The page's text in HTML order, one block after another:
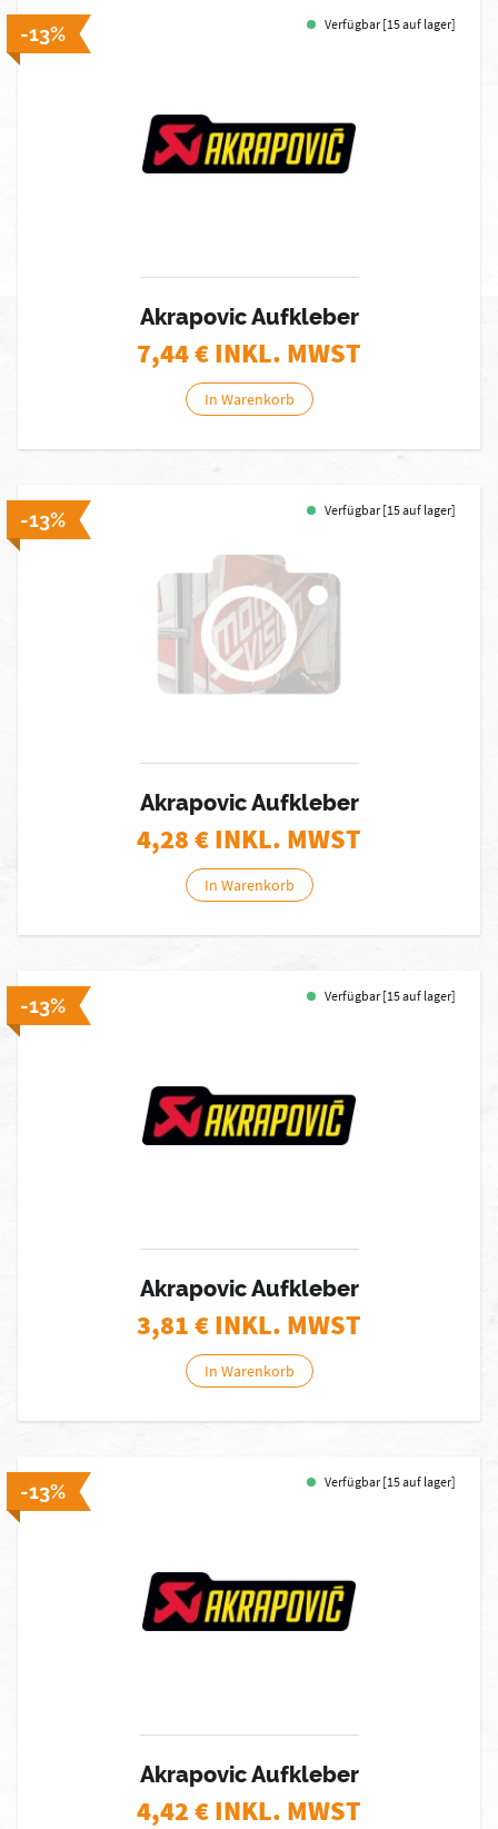
-13% Verfügbar [15 auf lager]
Akrapovic Aufkleber
7,44€ INKL. MWST
In Warenkorb
-13% Verfügbar [15 auf lager]
Akrapovic Aufkleber
4,28€ INKL. MWST
In Warenkorb
-13% Verfügbar [15 auf lager]
Akrapovic Aufkleber
3,81€ INKL. MWST
In Warenkorb
-13% Verfügbar [15 auf lager]
Akrapovic Aufkleber
4,42€ INKL. MWST